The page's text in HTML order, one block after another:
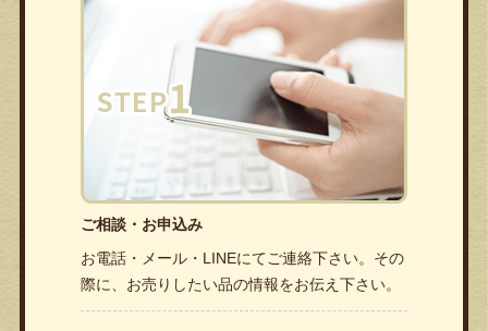
ご相談・お申込み
お電話・メール・LINEにてご連絡下さい。その
際に、お売りしたい品の情報をお伝え下さい。